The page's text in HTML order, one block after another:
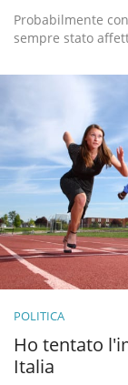
Probabilmente
sempre stato
POLITICA
Ho tentato
Italia